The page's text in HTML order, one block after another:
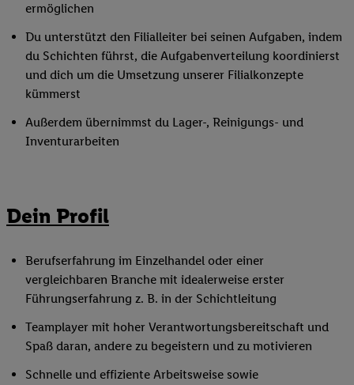
ermöglichen
Du unterstützt den Filialleiter bei seinen Aufgaben, indem
du Schichten führst, die Aufgabenverteilung koordinierst
und dich um die Umsetzung unserer Filialkonzepte
kümmerst
Außerdem übernimmst du Lager-, Reinigungs- und
Inventurarbeiten
Dein Profil
Berufserfahrung im Einzelhandel oder einer
vergleichbaren Branche mit idealerweise erster
Führungserfahrung z. B. in der Schichtleitung
Teamplayer mit hoher Verantwortungsbereitschaft und
Spaß daran, andere zu begeistern und zu motivieren
Schnelle und effiziente Arbeitsweise sowie